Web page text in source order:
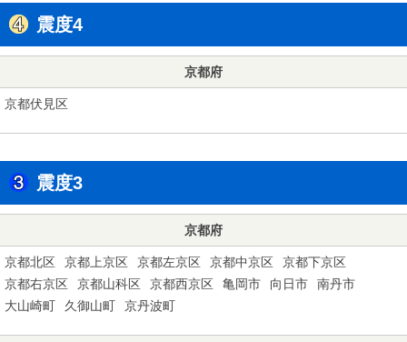
震度4
京都府
京都伏見区
震度3
京都府
京都北区 京都上京区 京都左京区 京都中京区
京都下京区
京都右京区
京都山科区 京都西京区 亀岡市 向日市
南丹市
大山崎町
久御山町 京丹波町